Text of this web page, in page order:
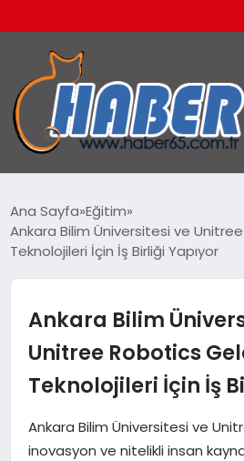
YAŞAM
Ana Sayfa Eğitim
Ankara Bilim Üniversitesi ve
Teknolojileri İçin İş Birliği Yapıyor
Ankara Bilim
Unitree Robotics
Teknolojileri İçin İş
Ankara Bilim Üniversitesi ve
inovasyon ve nitelikli insan